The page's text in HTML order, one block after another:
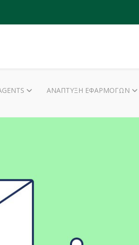
ΑΝΆΠΤΥΞΗ ΕΦΑΡΜΟΓΏΝ